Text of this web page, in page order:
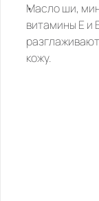
Масло ши,
витамины Е и
кожу.